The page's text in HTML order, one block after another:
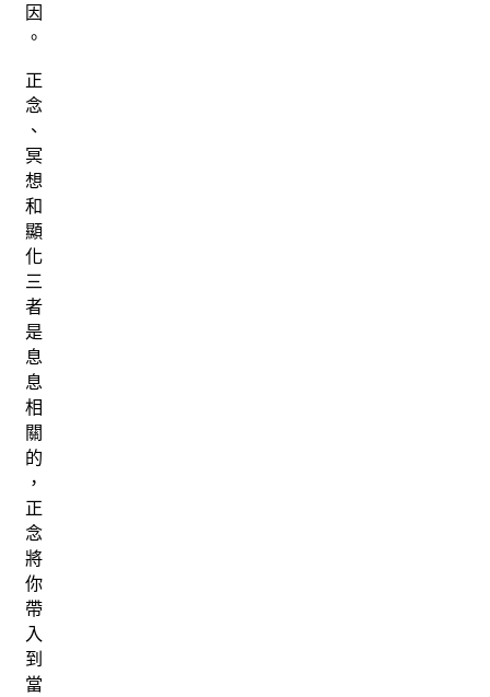
因
。
正
念
、
冥
想
和
顯
化
三
者
是
息
息
相
關
的
，
正
念
將
你
帶
入
到
當